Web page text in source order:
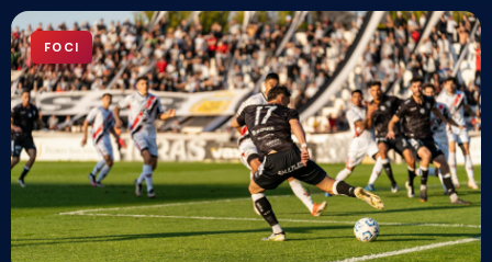
FOCI